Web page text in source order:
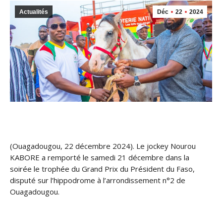
Déc 22 2024
Actualités
(Ouagadougou, 22 décembre 2024). Le jockey Nourou
KABORE a remporté le samedi 21 décembre dans la
soirée le trophée du Grand Prix du Président du Faso,
disputé sur l’hippodrome à l’arrondissement n°2 de
Ouagadougou.